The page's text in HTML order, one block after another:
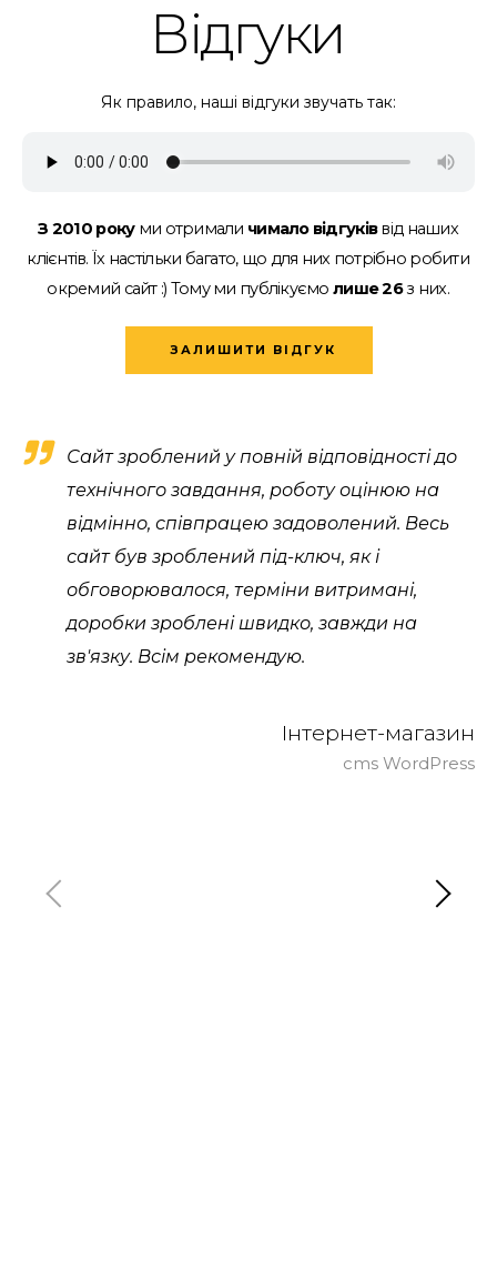
Відгуки
Як правило, наші відгуки звучать так:
З 2010 рокуми отримали чимало відгуківвід наших
клієнтів. Їх настільки багато, що для них потрібно робити
окремий сайт :) Тому ми публікуємолише 26з них.
ЗАЛИШИТИ ВІДГУК
Сайт зроблений у повній відповідності до
технічного завдання, роботу оцінюю на
відмінно, співпрацею задоволений. Весь
сайт був зроблений під-ключ, як і
обговорювалося, терміни витримані,
доробки зроблені швидко, завжди на
зв'язку. Всім рекомендую.
Інтернет-магазин
cms WordPress